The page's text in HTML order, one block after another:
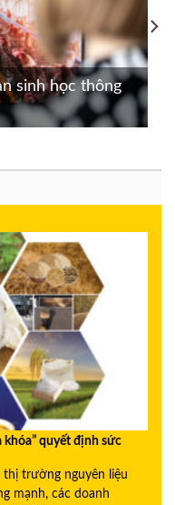
sinh học thông
khóa” quyết định sức
thị trường nguyên liệu
mạnh, các doanh